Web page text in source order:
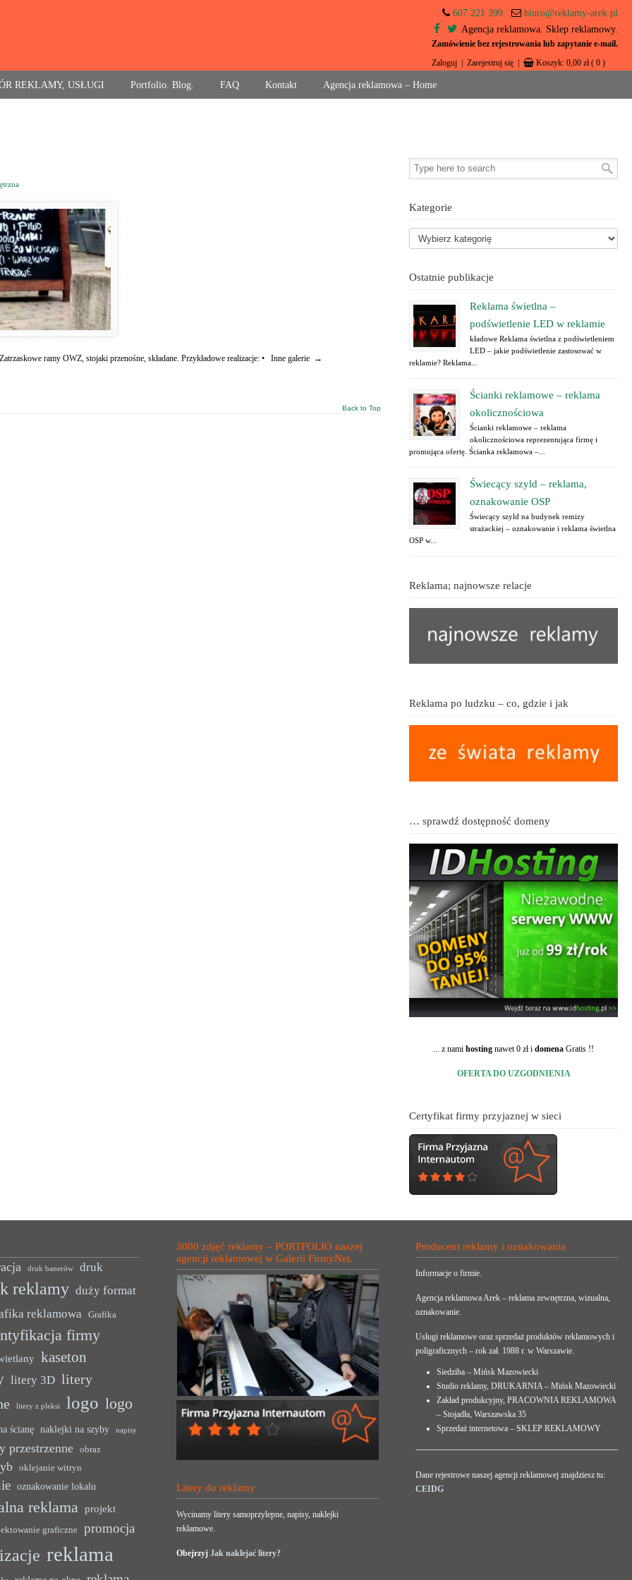
607 221 399
biuro@reklamy-arek.pl
Agencja reklamowa. Sklep reklamowy.
Zamówienie bez rejestrowania lub zapytanie e-mail.
Zaloguj Zarejestruj się Koszyk: 0,00 zł ( 0 )
REKLAMY, USŁUGI Portfolio. Blog. FAQ Kontakt Agencja reklamowa – Home
ramy OWZ, stojaki przenośne, składane. Przykładowe realizacje: • Inne galerie →
Back to Top
Kategorie
Ostatnie publikacje
Reklama świetlna –
podświetlenie LED w reklamie
kładowe Reklama świetlna z podświetleniem
LED – jakie podświetlenie zastosować w
reklamie? Reklama...
Ścianki reklamowe – reklama
okolicznościowa
Ścianki reklamowe – reklama
okolicznościowa reprezentująca firmę i
promująca ofertę. Ścianka reklamowa –...
Świecący szyld – reklama,
oznakowanie OSP
Świecący szyld na budynek remizy
strażackiej – oznakowanie i reklama świetlna
OSP w...
Reklama; najnowsze relacje
Reklama po ludzku – co, gdzie i jak
… sprawdź dostępność domeny
... z nami hosting nawet 0 zł i domena Gratis !!
OFERTA DO UZGODNIENIA
Certyfikat firmy przyjaznej w sieci
druk banerów
druk
reklamy duży format
reklamowa Grafika
firmy
kaseton
litery 3D litery
litery z pleksi logo logo
ścianę naklejki na szyby napisy
przestrzenne obraz
oklejanie witryn
oznakowanie lokalu
reklama projekt
graficzne
promocja
reklama
3000 zdjęć reklamy – PORTFOLIO naszej
agencji reklamowej w Galerii FirmyNet.
Litery do reklamy
Wycinamy litery samoprzylepne, napisy, naklejki
reklamowe.
ObejrzyjJak naklejać litery?
Producent reklamy i oznakowania
Informacje o firmie.
Agencja reklamowa Arek – reklama zewnętrzna, wizualna,
oznakowanie.
Usługi reklamowe oraz sprzedaż produktów reklamowych i
poligraficznych – rok zał. 1988 r. w Warszawie.
Siedziba – Mińsk Mazowiecki
Studio reklamy, DRUKARNIA – Mińsk Mazowiecki
Zakład produkcyjny, PRACOWNIA REKLAMOWA
– Stojadła, Warszawska 35
Sprzedaż internetowa – SKLEP REKLAMOWY
Dane rejestrowe naszej agencji reklamowej znajdziesz tu:
CEIDG